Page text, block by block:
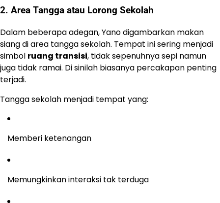
2. Area Tangga atau Lorong Sekolah
Dalam beberapa adegan, Yano digambarkan makan
siang di area tangga sekolah. Tempat ini sering menjadi
simbol ruang transisi, tidak sepenuhnya sepi namun
juga tidak ramai. Di sinilah biasanya percakapan penting
terjadi.
Tangga sekolah menjadi tempat yang:
Memberi ketenangan
Memungkinkan interaksi tak terduga